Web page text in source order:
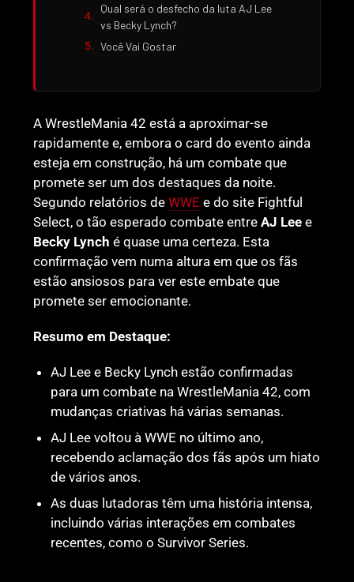
Qual será o desfecho da luta AJ Lee
vs Becky Lynch?
Você Vai Gostar
A WrestleMania 42 está a aproximar-se
rapidamente e, embora o card do evento ainda
esteja em construção, há um combate que
promete ser um dos destaques da noite.
Segundo relatórios deWWE e do site Fightful
Select, o tão esperado combate entreAJ Lee e
Becky Lynch é quase uma certeza. Esta
confirmação vem numa altura em que os fãs
estão ansiosos para ver este embate que
promete ser emocionante.
Resumo em Destaque:
AJ Lee e Becky Lynch estão confirmadas
para um combate na WrestleMania 42, com
mudanças criativas há várias semanas.
AJ Lee voltou à WWE no último ano,
recebendo aclamação dos fãs após um hiato
de vários anos.
As duas lutadoras têm uma história intensa,
incluindo várias interações em combates
recentes, como o Survivor Series.